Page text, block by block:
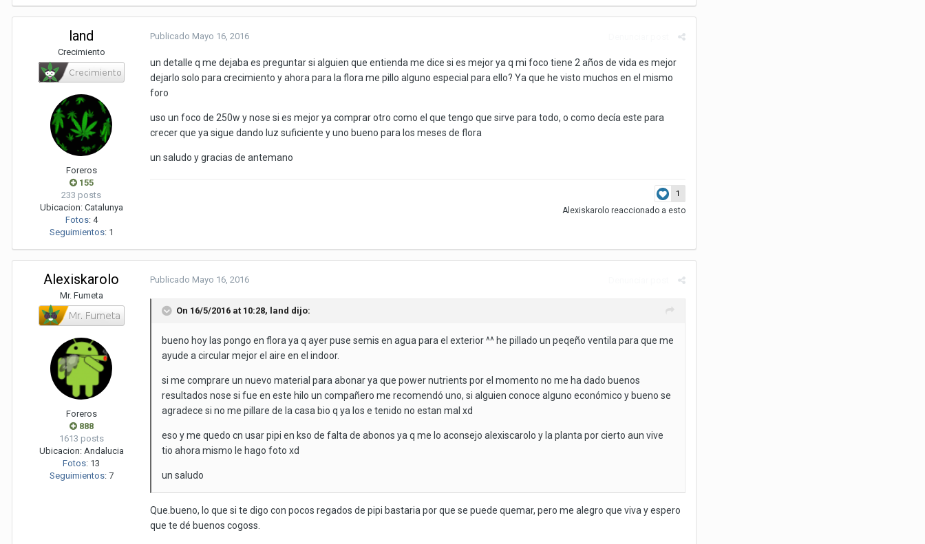
land
Crecimiento
Foreros
155
233 posts
Ubicacion: Catalunya
Fotos: 4
Seguimientos: 1
Publicado Mayo 16, 2016
un detalle q me dejaba es preguntar si alguien que entienda me dice si es mejor ya q mi foco tiene 2 años de vida es mejor
dejarlo solo para crecimiento y ahora para la flora me pillo alguno especial para ello? Ya que he visto muchos en el mismo
foro
uso un foco de 250w y nose si es mejor ya comprar otro como el que tengo que sirve para todo, o como decía este para
crecer que ya sigue dando luz suficiente y uno bueno para los meses de flora
un saludo y gracias de antemano
1
Alexiskarolo reaccionado a esto
Alexiskarolo
Mr. Fumeta
Foreros
888
1613 posts
Ubicacion: Andalucia
Fotos: 13
Seguimientos: 7
Publicado Mayo 16, 2016
On 16/5/2016 at 10:28, land dijo:
bueno hoy las pongo en flora ya q ayer puse semis en agua para el exterior ^^ he pillado un peqeño ventila para que me
ayude a circular mejor el aire en el indoor.
si me comprare un nuevo material para abonar ya que power nutrients por el momento no me ha dado buenos
resultados nose si fue en este hilo un compañero me recomendó uno, si alguien conoce alguno económico y bueno se
agradece si no me pillare de la casa bio q ya los e tenido no estan mal xd
eso y me quedo cn usar pipi en kso de falta de abonos ya q me lo aconsejo alexiscarolo y la planta por cierto aun vive
tio ahora mismo le hago foto xd
un saludo
Que.bueno, lo que si te digo con pocos regados de pipi bastaria por que se puede quemar, pero me alegro que viva y espero
que te dé buenos cogoss.